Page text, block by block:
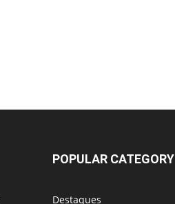
POPULAR CATEGORY
Destaques